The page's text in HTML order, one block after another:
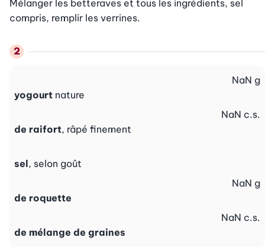
Mélanger les betteraves et tous les ingrédients, sel
compris, remplir les verrines.
yogourt nature
NaN g
de raifort, râpé finement
NaN c.s.
sel, selon goût
de roquette
NaN g
de mélange de graines
NaN c.s.